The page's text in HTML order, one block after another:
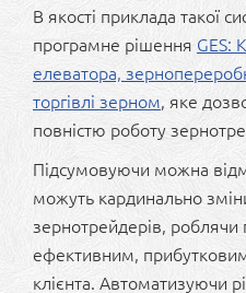
В якості приклада такої
програмне рішення GES:
елеватора,
торгівлі зерном, яке
повністю роботу
Підсумовуючи можна
можуть кардинально
зернотрейдерів, роблячи
ефективним,
клієнта. Автоматизуючи